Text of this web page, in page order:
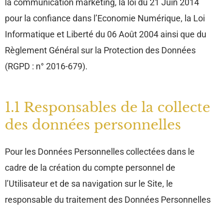
la communication marketing, la loi du 21 Juin 2014
pour la confiance dans l’Economie Numérique, la Loi
Informatique et Liberté du 06 Août 2004 ainsi que du
Règlement Général sur la Protection des Données
(RGPD : n° 2016-679).
1.1 Responsables de la collecte
des données personnelles
Pour les Données Personnelles collectées dans le
cadre de la création du compte personnel de
l’Utilisateur et de sa navigation sur le Site, le
responsable du traitement des Données Personnelles